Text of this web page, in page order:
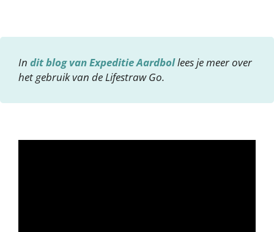
In dit blog van Expeditie Aardbollees je meer over
het gebruik van de Lifestraw Go.